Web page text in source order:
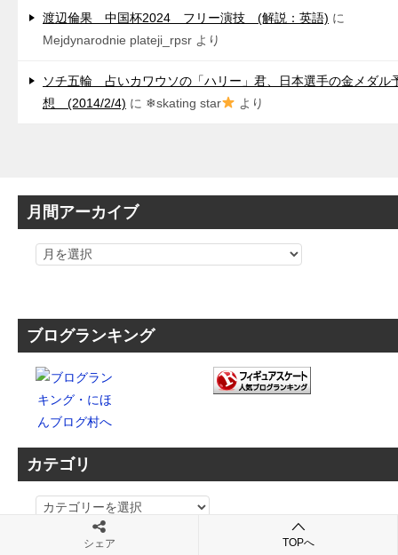
渡辺倫果 中国杯2024 フリー演技 (解説：英語) に
Mejdynarodnie plateji_rpsr より
ソチ五輪 占いカワウソの「ハリー」君、日本選手の金メダル
想 (2014/2/4) に ❄skating star より
月間アーカイブ
ブログランキング
カテゴリ
カ
シェア TOPへ